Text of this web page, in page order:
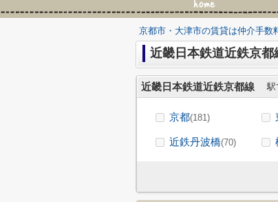
京都市・大津市の賃貸は仲介手数
近畿日本鉄道近鉄京
近畿日本鉄道近鉄京都線 駅
京都(181)
近鉄丹波橋(70)